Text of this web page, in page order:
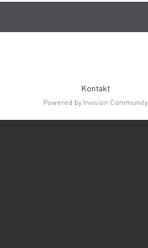
Kontakt
Powered by Invision Community